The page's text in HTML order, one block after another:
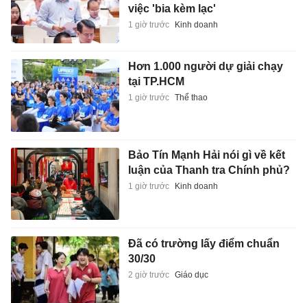
việc 'bia kèm lạc'
1 giờ trước Kinh doanh
Hơn 1.000 người dự giải chạy
tại TP.HCM
1 giờ trước Thể thao
Bảo Tín Mạnh Hải nói gì về kết
luận của Thanh tra Chính phủ?
1 giờ trước Kinh doanh
Đã có trường lấy điểm chuẩn
30/30
2 giờ trước Giáo dục